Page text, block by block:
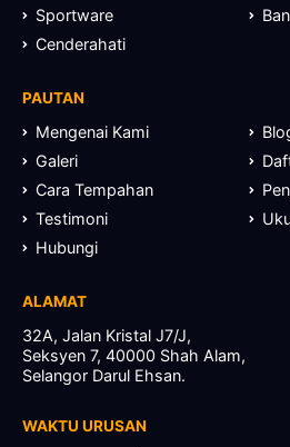
Sportware
Cenderahati
PAUTAN
Mengenai Kami
Galeri
Cara Tempahan
Testimoni
Hubungi
ALAMAT
32A, Jalan Kristal J7/J,
Seksyen 7, 40000 Shah Alam,
Selangor Darul Ehsan.
WAKTU URUSAN